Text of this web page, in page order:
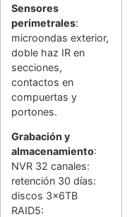
Sensores
perimetrales:
microondas exterior,
doble haz IR en
secciones,
contactos en
compuertas y
portones.
Grabación y
almacenamiento:
NVR 32 canales:
retención 30 días:
discos 3x6TB
RAID5: